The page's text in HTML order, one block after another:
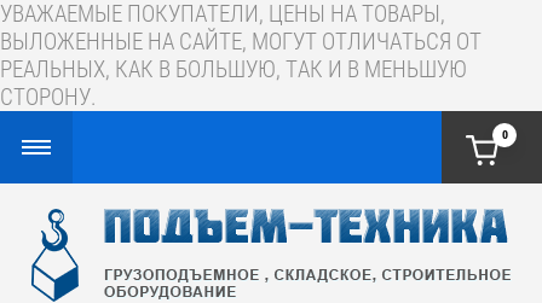
УВАЖАЕМЫЕ ПОКУПАТЕЛИ, ЦЕНЫ НА ТОВАРЫ,
ВЫЛОЖЕННЫЕ НА САЙТЕ, МОГУТ ОТЛИЧАТЬСЯ ОТ
РЕАЛЬНЫХ, КАК В БОЛЬШУЮ, ТАК И В МЕНЬШУЮ
СТОРОНУ.
0